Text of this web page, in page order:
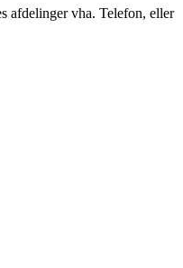
afdelinger vha. Telefon, eller